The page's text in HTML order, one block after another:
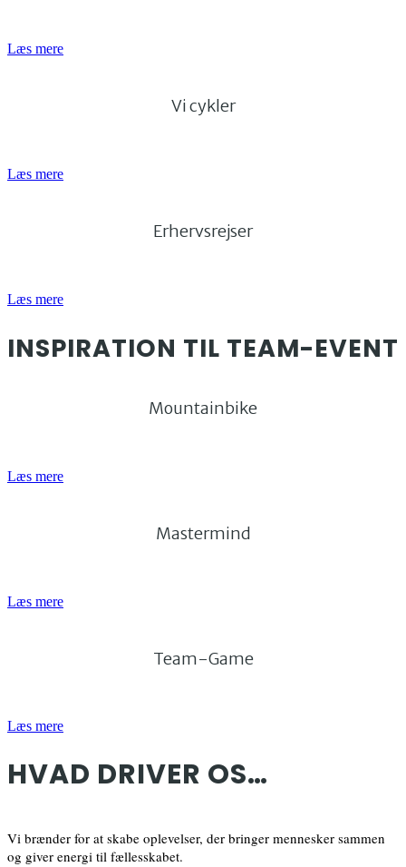
Læs mere
Vi cykler
Læs mere
Erhervsrejser
Læs mere
INSPIRATION TIL TEAM-EVENT
Mountainbike
Læs mere
Mastermind
Læs mere
Team-Game
Læs mere
HVAD DRIVER OS…
Vi brænder for at skabe oplevelser, der bringer mennesker sammen
og giver energi til fællesskabet.